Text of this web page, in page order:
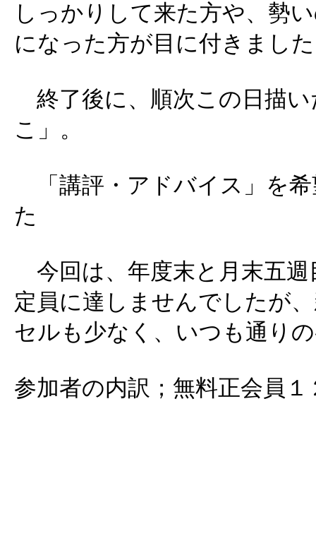
しっかりして来た方や、勢
になった方が目に付きまし
終了後に、順次この日描
こ」。
「講評・アドバイス」を
た
今回は、年度末と月末五週
定員に達しませんでしたが
セルも少なく、いつも通り
参加者の内訳；無料正会員